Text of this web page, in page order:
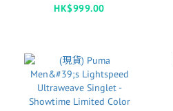
HK$999.00